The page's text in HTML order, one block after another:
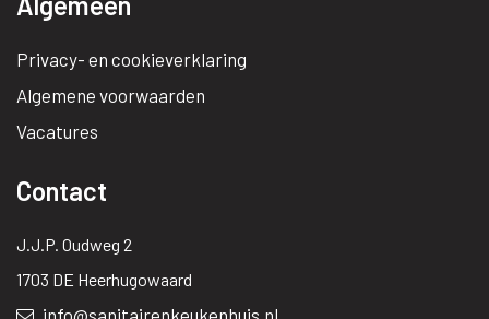
Privacy- en cookieverklaring
Algemene voorwaarden
Vacatures
Contact
J.J.P. Oudweg 2
1703 DE Heerhugowaard
info@sanitairenkeukenhuis.nl